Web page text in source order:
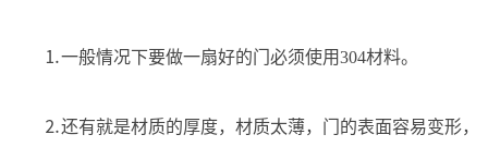
⒈一般情况下要做一扇好的门必须使用304材料。
⒉还有就是材质的厚度，材质太薄，门的表面容易变形，